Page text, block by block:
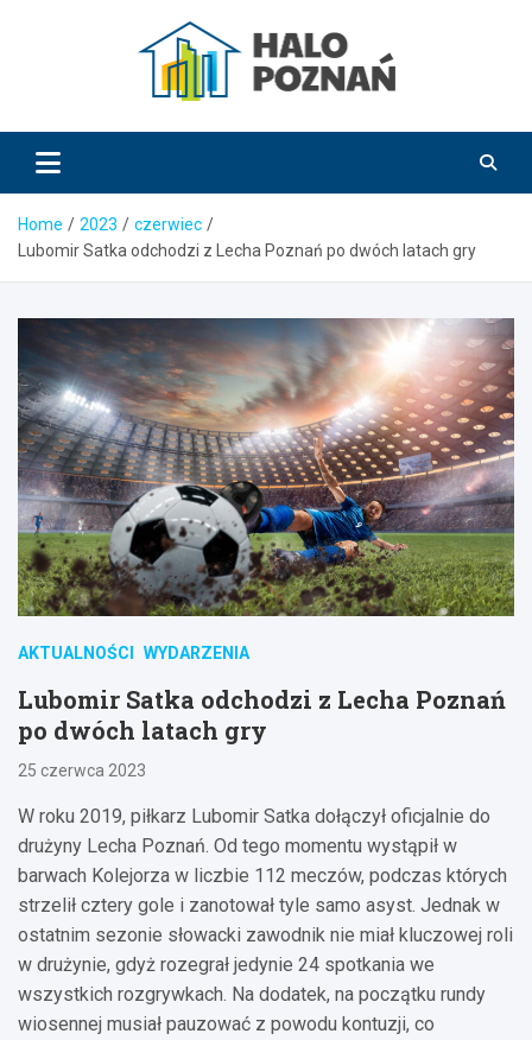
HaloPoznań.pl
Home 2023
czerwiec
Lubomir Satka odchodzi z Lecha Poznań po dwóch latach gry
AKTUALNOŚCI WYDARZENIA
Lubomir Satka odchodzi z Lecha Poznań
po dwóch latach gry
25 czerwca 2023
W roku 2019, piłkarz Lubomir Satka dołączył oficjalnie do
drużyny Lecha Poznań. Od tego momentu wystąpił w
barwach Kolejorza w liczbie 112 meczów, podczas których
strzelił cztery gole i zanotował tyle samo asyst. Jednak w
ostatnim sezonie słowacki zawodnik nie miał kluczowej roli
w drużynie, gdyż rozegrał jedynie 24 spotkania we
wszystkich rozgrywkach. Na dodatek, na początku rundy
wiosennej musiał pauzować z powodu kontuzji, co